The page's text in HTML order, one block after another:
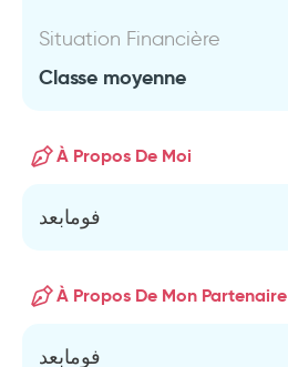
Situation Financière
Classe moyenne
À Propos De Moi
فومابعد
À Propos De Mon Partenaire
فومابعد